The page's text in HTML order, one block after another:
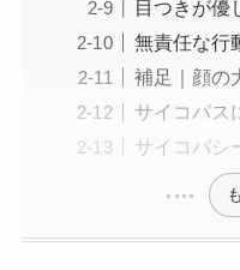
目つきが優
無責任な行
補足｜顔の
サイコパス
サイコパシ